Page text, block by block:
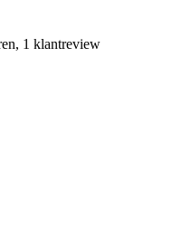
1 klantreview